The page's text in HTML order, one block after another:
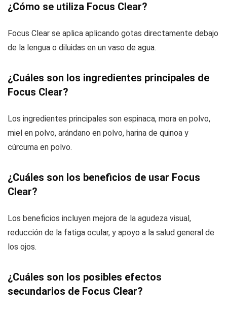
¿Cómo se utiliza Focus Clear?
Focus Clear se aplica aplicando gotas directamente debajo
de la lengua o diluidas en un vaso de agua.
¿Cuáles son los ingredientes principales de
Focus Clear?
Los ingredientes principales son espinaca, mora en polvo,
miel en polvo, arándano en polvo, harina de quinoa y
cúrcuma en polvo.
¿Cuáles son los beneficios de usar Focus
Clear?
Los beneficios incluyen mejora de la agudeza visual,
reducción de la fatiga ocular, y apoyo a la salud general de
los ojos.
¿Cuáles son los posibles efectos
secundarios de Focus Clear?